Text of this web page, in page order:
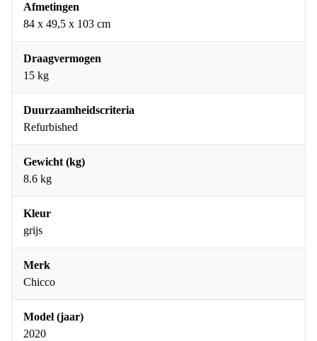
Afmetingen
84 x 49,5 x 103 cm
Draagvermogen
15 kg
Duurzaamheidscriteria
Refurbished
Gewicht (kg)
8.6 kg
Kleur
grijs
Merk
Chicco
Model (jaar)
2020